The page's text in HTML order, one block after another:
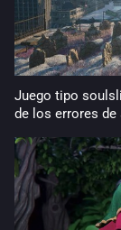
Juego tipo
de los errores de